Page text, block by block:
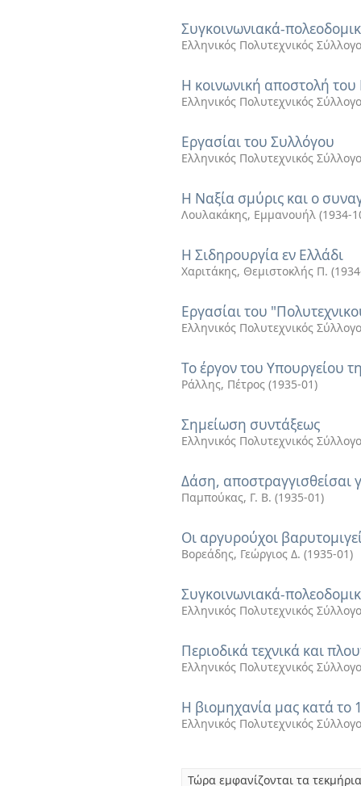
Συγκοινωνιακά-
Ελληνικός Πολυτεχνικός
Η κοινωνική αποστολή
Ελληνικός Πολυτεχνικός
Εργασίαι του Συλλόγου
Ελληνικός Πολυτεχνικός
Η Ναξία σμύρις και ο
Λουλακάκης, Εμμανουήλ (1934-
Η Σιδηρουργία εν Ελλάδι
Χαριτάκης, Θεμιστοκλής Π. (
Εργασίαι του
Ελληνικός Πολυτεχνικός
Το έργον του Υπουργείου
Ράλλης, Πέτρος (1935-01)
Σημείωση συντάξεως
Ελληνικός Πολυτεχνικός
Δάση, αποστραγγισθείσαι
Παμπούκας, Γ. Β. (1935-01)
Οι αργυρούχοι
Βορεάδης, Γεώργιος Δ. (1935-01)
Συγκοινωνιακά-
Ελληνικός Πολυτεχνικός
Περιοδικά τεχνικά και
Ελληνικός Πολυτεχνικός
Η βιομηχανία μας κατά το
Ελληνικός Πολυτεχνικός
Τώρα εμφανίζονται τα